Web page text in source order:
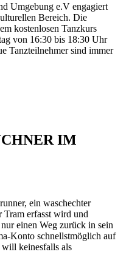
Umgebung e.V engagiert
Bereich. Die
kostenlosen Tanzkurs
von 16:30 bis 18:30 Uhr
Tanzteilnehmer sind immer
IM
ein waschechter
Tram erfasst wird und
einen Weg zurück in sein
Konto schnellstmöglich auf
keinesfalls als